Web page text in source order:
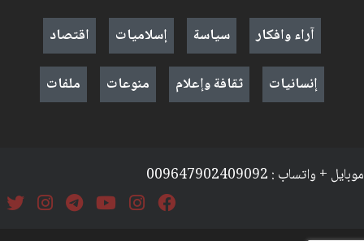
آراء وافكار
سياسة إسلاميات
اقتصاد
إنسانيات
ثقافة وإعلام منوعات ملفات
موبايل + واتساب : 009647902409092